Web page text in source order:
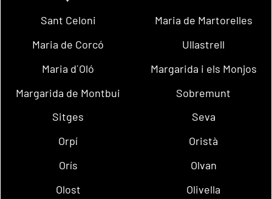
Sant Celoni
Maria de Martorelles
Maria de Corcó
Ullastrell
Maria d´Oló
Margarida i els Monjos
Margarida de Montbui
Sobremunt
Sitges
Seva
Orpí
Oristà
Orís
Olvan
Olost
Olivella